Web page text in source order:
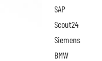
SAP
Scout24
Siemens
BMW